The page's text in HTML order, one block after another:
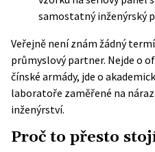
samostatný inženýrský
Veřejně není znám žádný
průmyslový partner. Nejde o
čínské armády, jde o
laboratoře zaměřené na
inženýrství.
Proč to přesto